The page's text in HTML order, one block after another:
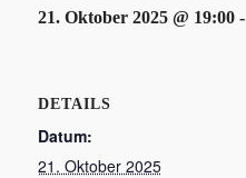
21. Oktober 2025 @ 19:00-
DETAILS
Datum:
21. Oktober 2025